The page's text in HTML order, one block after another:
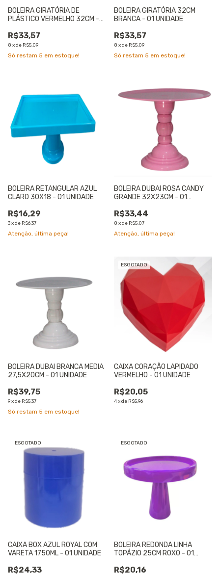
BOLEIRA GIRATÓRIA DE
PLÁSTICO VERMELHO 32CM -
R$33,57
8 xde R$5,09
Só restam 5 em estoque!
BOLEIRA GIRATÓRIA 32CM
BRANCA - 01 UNIDADE
R$33,57
8 xde R$5,09
Só restam 5 em estoque!
BOLEIRA RETANGULAR AZUL
CLARO 30X18 - 01 UNIDADE
R$16,29
3xde R$6,37
Atenção, última peça!
BOLEIRA DUBAI ROSA CANDY
GRANDE 32X23CM - 01
R$33,44
8 xde R$5,07
Atenção, última peça!
BOLEIRA DUBAI BRANCA MEDIA
27,5X20CM - 01 UNIDADE
R$39,75
9xde R$5,37
Só restam 5 em estoque!
ESGOTADO
CAIXA CORAÇÃO LAPIDADO
VERMELHO - 01 UNIDADE
R$20,05
4xde R$5,96
ESGOTADO
CAIXA BOX AZUL ROYAL COM
VARETA 1750ML - 01 UNIDADE
R$24,33
ESGOTADO
BOLEIRA REDONDA LINHA
TOPÁZIO 25CM ROXO - 01
R$20,16